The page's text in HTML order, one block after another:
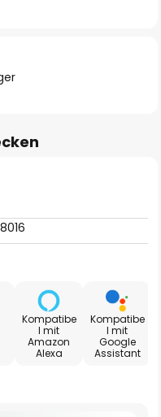
Kompatibe
l mit
Amazon
Alexa
Kompatibe
l mit
Google
Assistant